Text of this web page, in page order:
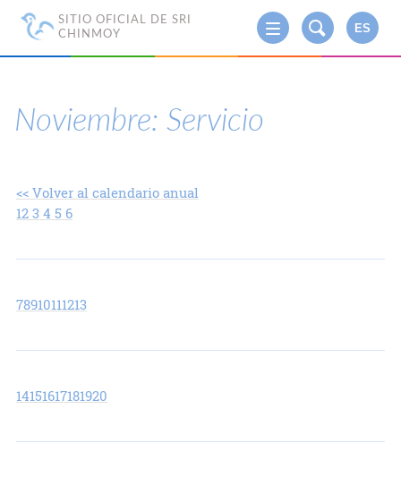
SITIO OFICIAL DE SRI
CHINMOY
ES
Noviembre: Servicio
<< Volver al calendario anual
1234 5 6
78910111213
14151617181920